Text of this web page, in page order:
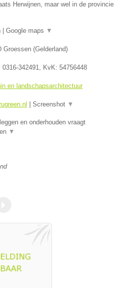
Herwijnen, maar wel in de provincie
Google maps ▼
Groessen (Gelderland)
0316-342491, KvK: 54756448
en landschapsarchitectuur
Screenshot ▼
en onderhouden vraagt
▼